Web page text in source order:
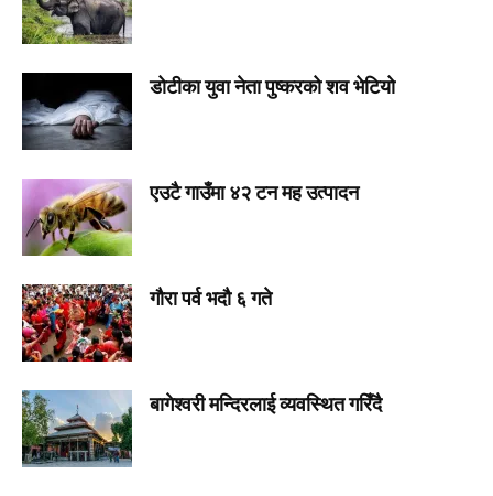
डोटीका युवा नेता पुष्करको शव भेटियो
एउटै गाउँमा ४२ टन मह उत्पादन
गौरा पर्व भदौ ६ गते
बागेश्वरी मन्दिरलाई व्यवस्थित गरिँदै